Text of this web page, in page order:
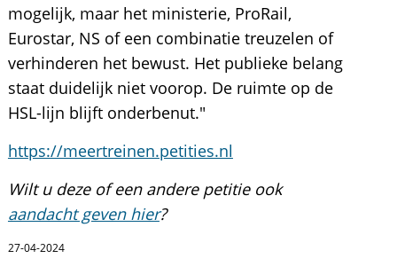
mogelijk, maar het ministerie, ProRail,
Eurostar, NS of een combinatie treuzelen of
verhinderen het bewust. Het publieke belang
staat duidelijk niet voorop. De ruimte op de
HSL-lijn blijft onderbenut."
https://meertreinen.petities.nl
Wilt u deze of een andere petitie ook
aandacht geven hier?
27-04-2024